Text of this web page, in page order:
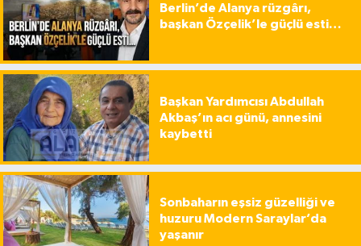
Berlin’de Alanya rüzgârı,
başkan Özçelik’le güçlü esti…
Başkan Yardımcısı Abdullah
Akbaş’ın acı günü, annesini
kaybetti
Sonbaharın eşsiz güzelliği ve
huzuru Modern Saraylar’da
yaşanır